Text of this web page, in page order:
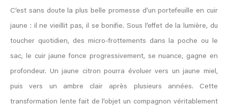
C’est sans doute la plus belle promesse d’un portefeuille en cuir
jaune : il ne vieillit pas, il se bonifie. Sous l’effet de la lumière, du
toucher quotidien, des micro-frottements dans la poche ou le
sac, le cuir jaune fonce progressivement, se nuance, gagne en
profondeur. Un jaune citron pourra évoluer vers un jaune miel,
puis vers un ambre clair après plusieurs années. Cette
transformation lente fait de l’objet un compagnon véritablement